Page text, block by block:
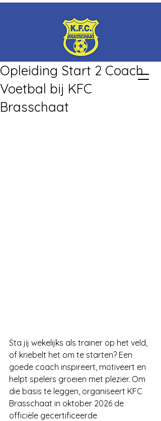
Opleiding Start 2 Coach
Voetbal bij KFC
Brasschaat
Sta jij wekelijks als trainer op het veld,
of kriebelt het om te starten? Een
goede coach inspireert, motiveert en
helpt spelers groeien met plezier. Om
die basis te leggen, organiseert KFC
Brasschaat in oktober 2026 de
officiële gecertificeerde